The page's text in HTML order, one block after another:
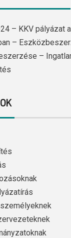
– KKV pályázat
–
–